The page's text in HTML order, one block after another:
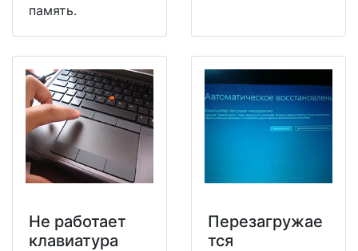
память.
Не работает
клавиатура
Перезагружае
тся